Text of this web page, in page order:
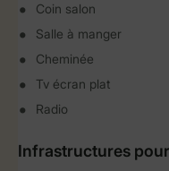
Coin salon
Salle à manger
Cheminée
Tv écran plat
Radio
Infrastructures